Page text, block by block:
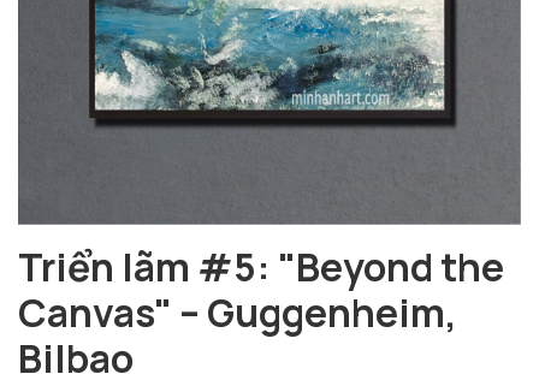
Triển lãm #5: "Beyond the
Canvas" – Guggenheim,
Bilbao